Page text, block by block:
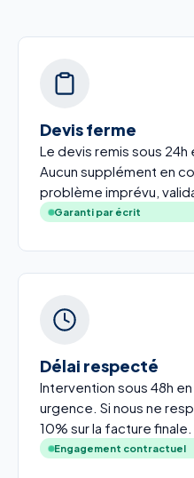
Devis ferme
Le devis remis sous
Aucun supplément en
problème imprévu,
Garanti par écrit
Délai respecté
Intervention sous 48h
urgence. Si nous ne
10% sur la facture finale.
Engagement contractuel